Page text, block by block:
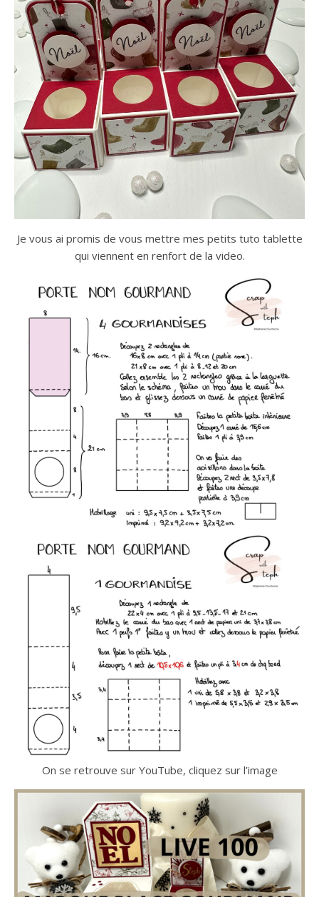
Je vous ai promis de vous mettre mes petits tuto tablette
qui viennent en renfort de la video.
On se retrouve sur YouTube, cliquez sur l’image